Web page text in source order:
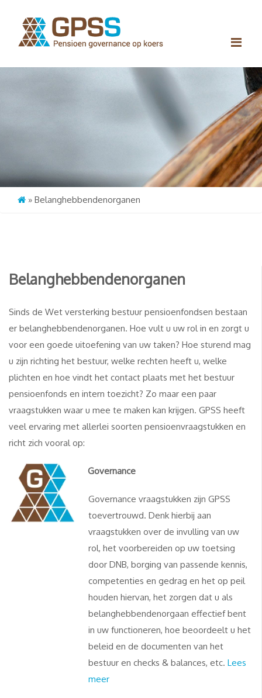
» Belanghebbendenorganen
Belanghebbendenorganen
Sinds de Wet versterking bestuur pensioenfondsen bestaan
er belanghebbendenorganen. Hoe vult u uw rol in en zorgt u
voor een goede uitoefening van uw taken? Hoe sturend mag
u zijn richting het bestuur, welke rechten heeft u, welke
plichten en hoe vindt het contact plaats met het bestuur
pensioenfonds en intern toezicht? Zo maar een paar
vraagstukken waar u mee te maken kan krijgen. GPSS heeft
veel ervaring met allerlei soorten pensioenvraagstukken en
richt zich vooral op:
Governance
Governance vraagstukken zijn GPSS
toevertrouwd. Denk hierbij aan
vraagstukken over de invulling van uw
rol, het voorbereiden op uw toetsing
door DNB, borging van passende kennis,
competenties en gedrag en het op peil
houden hiervan, het zorgen dat u als
belanghebbendenorgaan effectief bent
in uw functioneren, hoe beoordeelt u het
beleid en de documenten van het
bestuur en checks & balances, etc. Lees
meer